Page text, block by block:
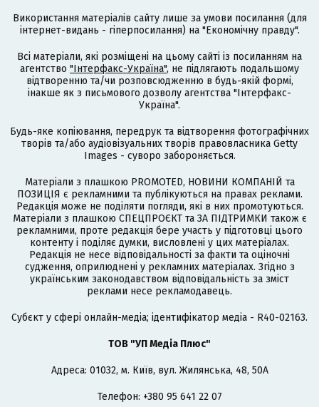
Використання матеріалів сайту лише за умови посилання (для
інтернет-видань - гіперпосилання) на "Економічну правду".
Всі матеріали, які розміщені на цьому сайті із посиланням на
агентство "Інтерфакс-Україна", не підлягають подальшому
відтворенню та/чи розповсюдженню в будь-якій формі,
інакше як з письмового дозволу агентства "Інтерфакс-
Україна".
Будь-яке копіювання, передрук та відтворення фотографічних
творів та/або аудіовізуальних творів правовласника Getty
Images - суворо забороняється.
Матеріали з плашкою PROMOTED, НОВИНИ КОМПАНІЙ та
ПОЗИЦІЯ є рекламними та публікуються на правах реклами.
Редакція може не поділяти погляди, які в них промотуються.
Матеріали з плашкою СПЕЦПРОЄКТ та ЗА ПІДТРИМКИ також є
рекламними, проте редакція бере участь у підготовці цього
контенту і поділяє думки, висловлені у цих матеріалах.
Редакція не несе відповідальності за факти та оціночні
судження, оприлюднені у рекламних матеріалах. Згідно з
українським законодавством відповідальність за зміст
реклами несе рекламодавець.
Cубєкт у сфері онлайн-медіа; ідентифікатор медіа - R40-02163.
ТОВ "УП Медіа Плюс"
Адреса: 01032, м. Київ, вул. Жилянська, 48, 50А
Телефон: +380 95 641 22 07